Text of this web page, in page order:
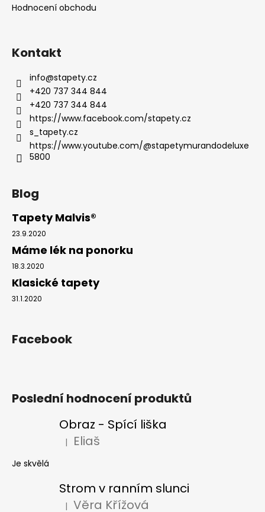
Hodnocení obchodu
Kontakt
info@stapety.cz
+420 737 344 844
+420 737 344 844
https://www.facebook.com/stapety.cz
s_tapety.cz
https://www.youtube.com/@stapetymurandodeluxe
5800
Blog
Tapety Malvis®
23.9.2020
Máme lék na ponorku
18.3.2020
Klasické tapety
31.1.2020
Facebook
Poslední hodnocení produktů
Obraz - Spící liška
Hodnocení produktu je 5 z 5 hvězdiček.
| Eliaš
Je skvělá
Strom v ranním slunci
| Věra Křížová